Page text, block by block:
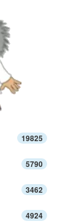
19825
5790
3462
4924